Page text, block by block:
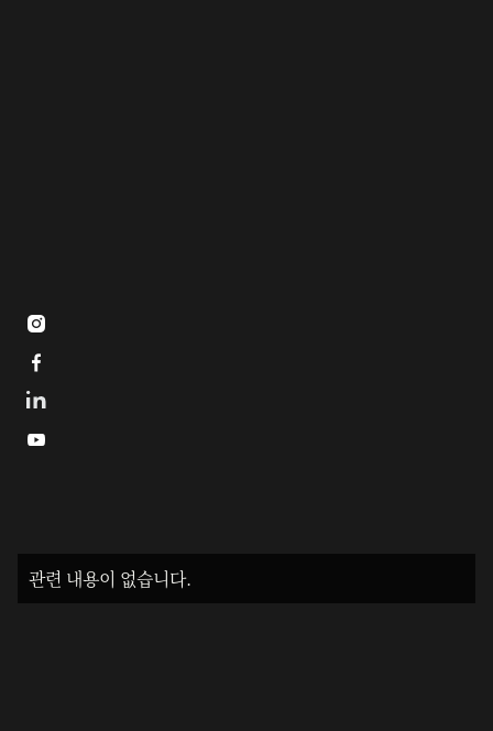
관련 내용이 없습니다.


